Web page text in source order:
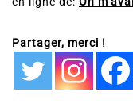
Partager, merci !